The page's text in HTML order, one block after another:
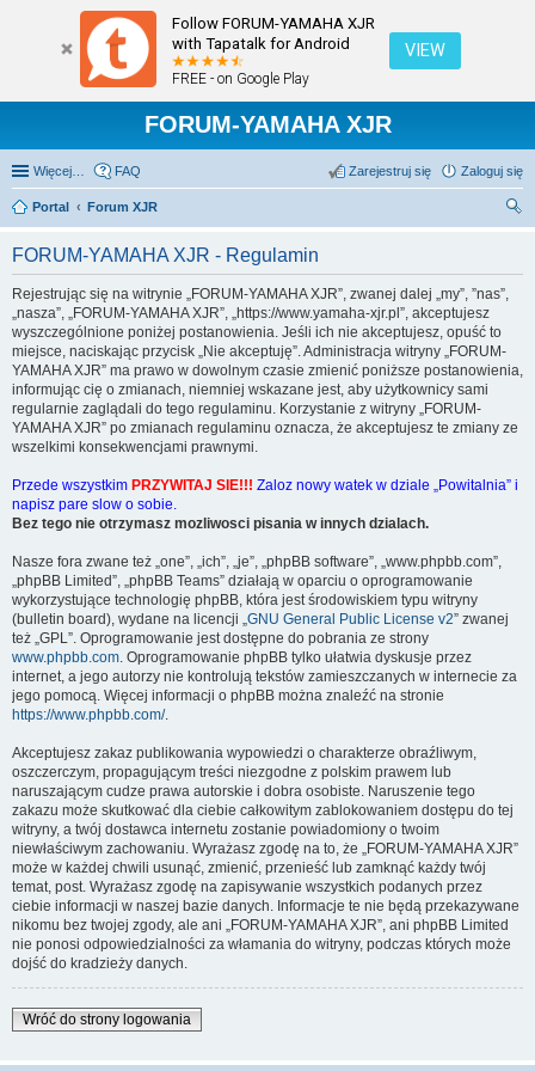
Follow FORUM-YAMAHA XJR
with Tapatalk for Android
FREE - on Google Play
VIEW
FORUM-YAMAHA XJR
Więcej… FAQ Zaloguj się
Zarejestruj się
Portal
Forum XJR
FORUM-YAMAHA XJR - Regulamin
Rejestrując się na witrynie „FORUM-YAMAHA XJR”, zwanej dalej „my”, ”nas”,
„nasza”, „FORUM-YAMAHA XJR”, „https://www.yamaha-xjr.pl”, akceptujesz
wyszczególnione poniżej postanowienia. Jeśli ich nie akceptujesz, opuść to
miejsce, naciskając przycisk „Nie akceptuję”. Administracja witryny „FORUM-
YAMAHA XJR” ma prawo w dowolnym czasie zmienić poniższe postanowienia,
informując cię o zmianach, niemniej wskazane jest, aby użytkownicy sami
regularnie zaglądali do tego regulaminu. Korzystanie z witryny „FORUM-
YAMAHA XJR” po zmianach regulaminu oznacza, że akceptujesz te zmiany ze
wszelkimi konsekwencjami prawnymi.
Przede wszystkim PRZYWITAJ SIE!!! Zaloz nowy watek w dziale „Powitalnia” i
napisz pare slow o sobie.
Bez tego nie otrzymasz mozliwosci pisania w innych dzialach.
Nasze fora zwane też „one”, „ich”, „je”, „phpBB software”, „www.phpbb.com”,
„phpBB Limited”, „phpBB Teams” działają w oparciu o oprogramowanie
wykorzystujące technologię phpBB, która jest środowiskiem typu witryny
(bulletin board), wydane na licencji „GNU General Public License v2” zwanej
też „GPL”. Oprogramowanie jest dostępne do pobrania ze strony
www.phpbb.com. Oprogramowanie phpBB tylko ułatwia dyskusje przez
internet, a jego autorzy nie kontrolują tekstów zamieszczanych w internecie za
jego pomocą. Więcej informacji o phpBB można znaleźć na stronie
https://www.phpbb.com/.
Akceptujesz zakaz publikowania wypowiedzi o charakterze obraźliwym,
oszczerczym, propagującym treści niezgodne z polskim prawem lub
naruszającym cudze prawa autorskie i dobra osobiste. Naruszenie tego
zakazu może skutkować dla ciebie całkowitym zablokowaniem dostępu do tej
witryny, a twój dostawca internetu zostanie powiadomiony o twoim
niewłaściwym zachowaniu. Wyrażasz zgodę na to, że „FORUM-YAMAHA XJR”
może w każdej chwili usunąć, zmienić, przenieść lub zamknąć każdy twój
temat, post. Wyrażasz zgodę na zapisywanie wszystkich podanych przez
ciebie informacji w naszej bazie danych. Informacje te nie będą przekazywane
nikomu bez twojej zgody, ale ani „FORUM-YAMAHA XJR”, ani phpBB Limited
nie ponosi odpowiedzialności za włamania do witryny, podczas których może
dojść do kradzieży danych.
Wróć do strony logowania